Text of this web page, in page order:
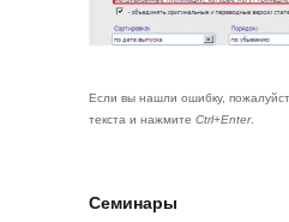
Если вы нашли ошибку,
текста и нажмите Ctrl+Enter.
Семинары